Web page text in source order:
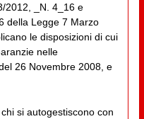
2012, _N. 4_16 e
della Legge 7 Marzo
le disposizioni di cui
nelle
26 Novembre 2008, e
si autogestiscono con